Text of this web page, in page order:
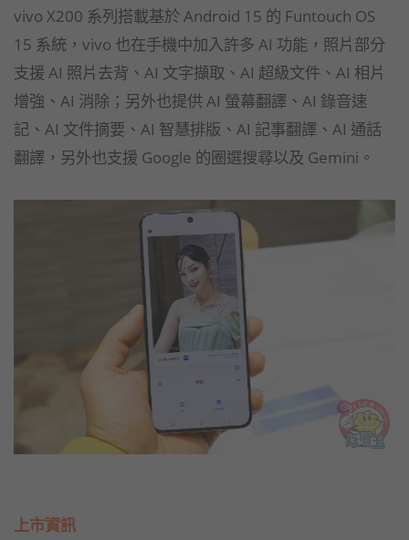
vivo X200 系列搭載基於 Android 15 的 Funtouch OS
15 系統，vivo 也在手機中加入許多 AI 功能，照片部分
支援 AI 照片去背、AI 文字擷取、AI 超級文件、AI 相片
增強、AI 消除；另外也提供 AI 螢幕翻譯、AI 錄音速
記、AI 文件摘要、AI 智慧排版、AI 記事翻譯、AI 通話
翻譯，另外也支援 Google 的圈選搜尋以及 Gemini。
上市資訊